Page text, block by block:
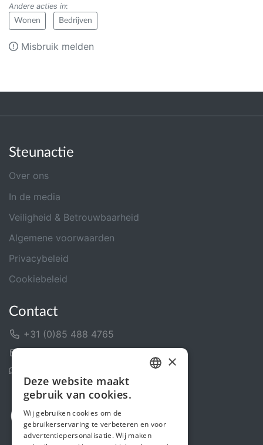
Andere acties in:
Wonen Bedrijven
Misbruik melden
Steunactie
Over ons
In de media
Veiligheid & Betrouwbaarheid
Algemene voorwaarden
Privacybeleid
Cookiebeleid
Contact
+31 (0)85 488 4765
ENGLISH
×
Deze website maakt
gebruik van cookies.
Wij gebruiken cookies om de
gebruikerservaring te verbeteren en voor
advertentiepersonalisatie. Wij maken